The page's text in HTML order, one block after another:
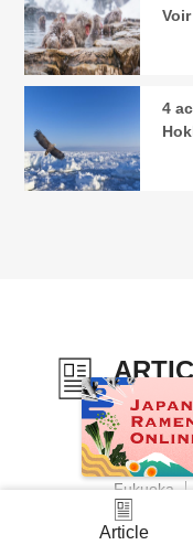
4
rechercher
Area
Hokkaido
Fukuoka
Category
Article